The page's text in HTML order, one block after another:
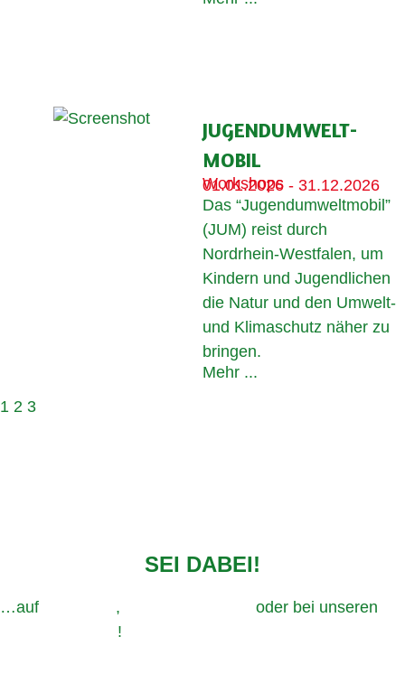
JUGENDUM­WELT­­­
MOBIL
Workshops
01.01.2026 - 31.12.2026
Das “Jugendumweltmobil”
(JUM) reist durch
Nordrhein-Westfalen, um
Kindern und Jugendlichen
die Natur und den Umwelt-
und Klimaschutz näher zu
bringen.
Mehr ...
1 2 3
SEI DABEI!
…auf ,
oder bei unseren
!